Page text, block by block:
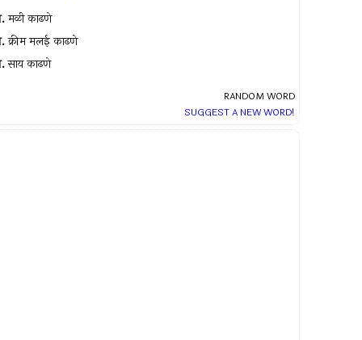
मळी काढणे
क्रीम मलई काढणे
साय काढणे
RANDOM WORD
SUGGEST A NEW WORD!